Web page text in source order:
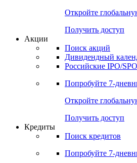
Откройте
Получить доступ
Акции
Поиск акций
Дивидендный
Российские IPO/SPO
Попробуйте 7-
Откройте
Получить доступ
Кредиты
Поиск кредитов
Попробуйте 7-